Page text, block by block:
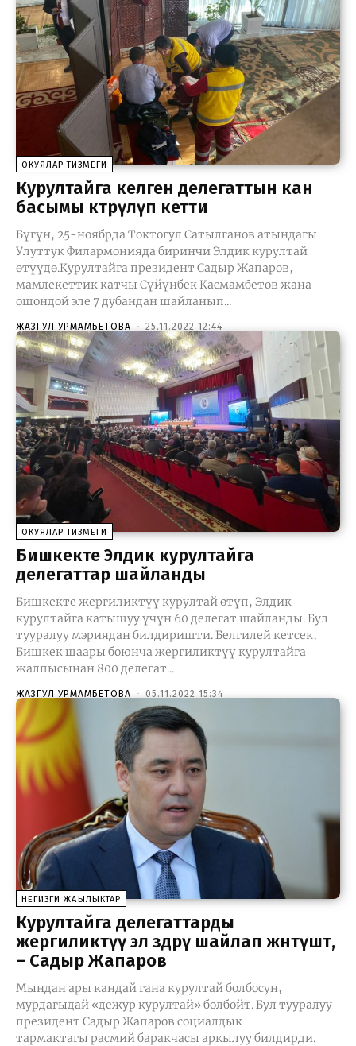
ОКУЯЛАР ТИЗМЕГИ
Курултайга келген делегаттын кан
басымы көтөрүлүп кетти
Бүгүн, 25-ноябрда Токтогул Сатылганов атындагы
Улуттук Филармонияда биринчи Элдик курултай
өтүүдө.Курултайга президент Садыр Жапаров,
мамлекеттик катчы Сүйүнбек Касмамбетов жана
ошондой эле 7 дубандан шайланып...
ЖАЗГУЛ УРМАМБЕТОВА - 25.11.2022 12:44
ОКУЯЛАР ТИЗМЕГИ
Бишкекте Элдик курултайга
делегаттар шайланды
Бишкекте жергиликтүү курултай өтүп, Элдик
курултайга катышуу үчүн 60 делегат шайланды. Бул
тууралуу мэриядан билдиришти. Белгилей кетсек,
Бишкек шаары боюнча жергиликтүү курултайга
жалпысынан 800 делегат...
ЖАЗГУЛ УРМАМБЕТОВА - 05.11.2022 15:34
НЕГИЗГИ ЖАҢЫЛЫКТАР
Курултайга делегаттарды
жергиликтүү эл өздөрү шайлап жөнөтүшөт,
– Садыр Жапаров
Мындан ары кандай гана курултай болбосун,
мурдагыдай «дежур курултай» болбойт. Бул тууралуу
президент Садыр Жапаров социалдык
тармактагы расмий баракчасы аркылуу билдирди.